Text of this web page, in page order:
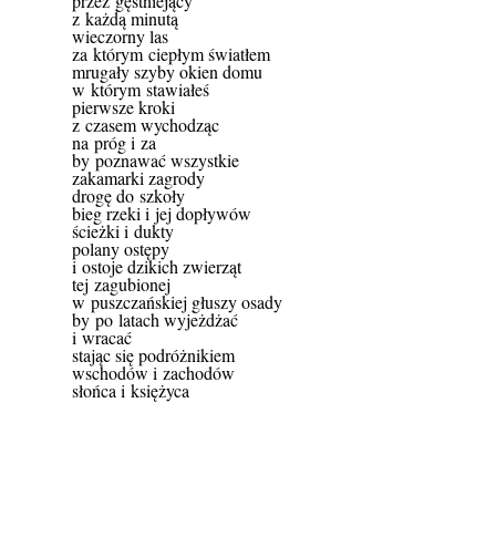
z każdą minutą
wieczorny las
za którym ciepłym światłem
mrugały szyby okien domu
w którym stawiałeś
pierwsze kroki
z czasem wychodząc
na próg i za
by poznawać wszystkie
zakamarki zagrody
drogę do szkoły
bieg rzeki i jej dopływów
ścieżki i dukty
polany ostępy
i ostoje dzikich zwierząt
tej zagubionej
w puszczańskiej głuszy osady
by po latach wyjeżdżać
i wracać
stając się podróżnikiem
wschodów i zachodów
słońca i księżyca